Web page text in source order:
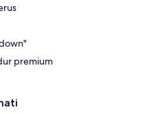
premium